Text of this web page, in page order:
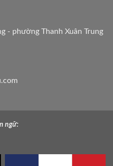
- phường Thanh Xuân Trung
ngữ: